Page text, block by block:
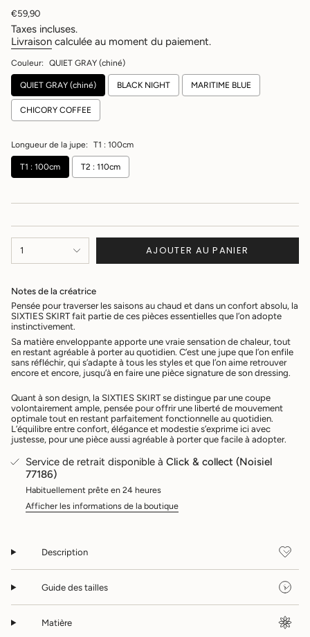
Prix
régulier
€59,90
Taxes incluses.
Livraison calculée au moment du paiement.
Couleur: QUIET GRAY (chiné)
QUIET GRAY (chiné) BLACK NIGHT MARITIME BLUE
CHICORY COFFEE
Longueur de la jupe: T1 : 100cm
T1 : 100cm T2 : 110cm
<span
class=\"quantity-
{{
quantity
}}
</span>
dans
le
panier",
"decrease"=>"Diminuer
la
quantité
pour
{{
product
"multiples_of"=>"Incréments
quantity
{{
quantity
"maximum_of"=>"Maximum
de
quantity
1 AJOUTER AU PANIER
Notes de la créatrice
Pensée pour traverser les saisons au chaud et dans un confort absolu, la
SIXTIES SKIRT fait partie de ces pièces essentielles que l’on adopte
instinctivement.
Sa matière enveloppante apporte une vraie sensation de chaleur, tout
en restant agréable à porter au quotidien. C’est une jupe que l’on enfile
sans réfléchir, qui s’adapte à tous les styles et que l’on aime retrouver
encore et encore, jusqu’à en faire une pièce signature de son dressing.
Quant à son design, la SIXTIES SKIRT se distingue par une coupe
volontairement ample, pensée pour offrir une liberté de mouvement
optimale tout en restant parfaitement fonctionnelle au quotidien.
L’équilibre entre confort, élégance et modestie s’exprime ici avec
justesse, pour une pièce aussi agréable à porter que facile à adopter.
Service de retrait disponible àClick & collect (Noisiel
77186)
Habituellement prête en 24 heures
Afficher les informations de la boutique
Description
Guide des tailles
Matière